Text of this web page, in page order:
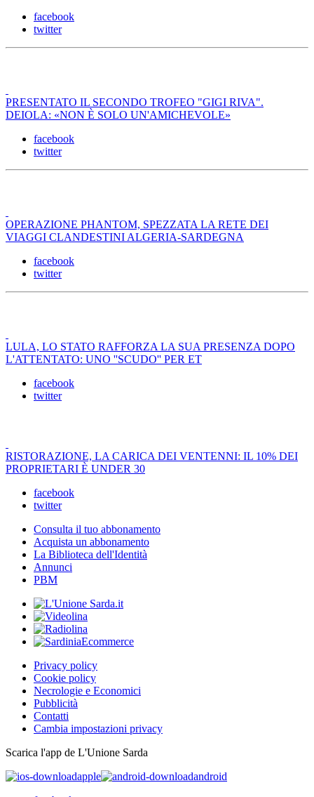
facebook
twitter
PRESENTATO IL SECONDO TROFEO "GIGI RIVA".
DEIOLA: «NON È SOLO UN'AMICHEVOLE»
facebook
twitter
OPERAZIONE PHANTOM, SPEZZATA LA RETE DEI
VIAGGI CLANDESTINI ALGERIA-SARDEGNA
facebook
twitter
LULA, LO STATO RAFFORZA LA SUA PRESENZA DOPO
L'ATTENTATO: UNO ''SCUDO'' PER ET
facebook
twitter
RISTORAZIONE, LA CARICA DEI VENTENNI: IL 10% DEI
PROPRIETARI È UNDER 30
facebook
twitter
Consulta il tuo abbonamento
Acquista un abbonamento
La Biblioteca dell'Identità
Annunci
PBM
Privacy policy
Cookie policy
Necrologie e Economici
Pubblicità
Contatti
Cambia impostazioni privacy
Scarica l'app de L'Unione Sarda
apple
android